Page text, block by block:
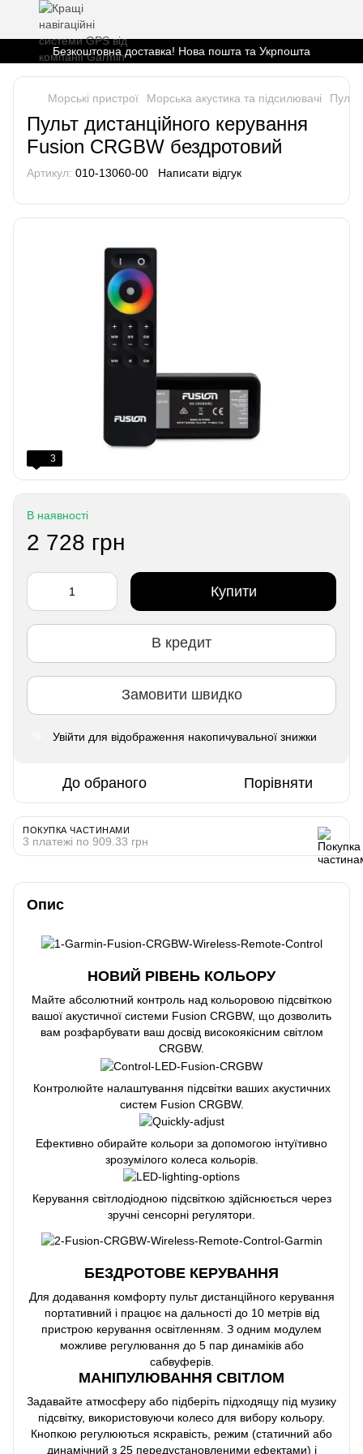
Безкоштовна доставка! Нова пошта та Укрпошта
Морські пристрої Морська акустика та підсилювачі
Пульт дистанційного керування
Fusion CRGBW бездротовий
Артикул: 010-13060-00 Написати відгук
3
В наявності
2 728 грн
Купити
В кредит
Замовити швидко
Увійти для відображення накопичувальної знижки
До обраного Порівняти
ПОКУПКА ЧАСТИНАМИ
3 платежі по 909.33 грн
Опис
НОВИЙ РІВЕНЬ КОЛЬОРУ
Майте абсолютний контроль над кольоровою підсвіткою
вашої акустичної системи Fusion CRGBW, що дозволить
вам розфарбувати ваш досвід високоякісним світлом
CRGBW.
Контролюйте налаштування підсвітки ваших акустичних
систем Fusion CRGBW.
Ефективно обирайте кольори за допомогою інтуїтивно
зрозумілого колеса кольорів.
Керування світлодіодною підсвіткою здійснюється через
зручні сенсорні регулятори.
БЕЗДРОТОВЕ КЕРУВАННЯ
Для додавання комфорту пульт дистанційного керування
портативний і працює на дальності до 10 метрів від
пристрою керування освітленням. З одним модулем
можливе регулювання до 5 пар динаміків або
сабвуферів.
МАНІПУЛЮВАННЯ СВІТЛОМ
Задавайте атмосферу або підберіть підходящу під музику
підсвітку, використовуючи колесо для вибору кольору.
Кнопкою регулюються яскравість, режим (статичний або
динамічний з 25 передустановленими ефектами) і